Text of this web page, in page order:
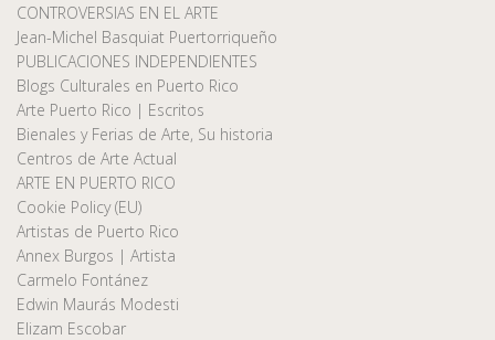
CONTROVERSIAS EN EL ARTE
Jean-Michel Basquiat Puertorriqueño
PUBLICACIONES INDEPENDIENTES
Blogs Culturales en Puerto Rico
Arte Puerto Rico | Escritos
Bienales y Ferias de Arte, Su historia
Centros de Arte Actual
ARTE EN PUERTO RICO
Cookie Policy (EU)
Artistas de Puerto Rico
Annex Burgos | Artista
Carmelo Fontánez
Edwin Maurás Modesti
Elizam Escobar